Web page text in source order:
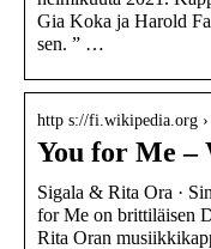
Gia Koka ja Harold
sen. ” …
http s://fi.wikipedia.org
You for Me –
Sigala & Rita Ora ·
for Me on brittiläisen
Rita Oran